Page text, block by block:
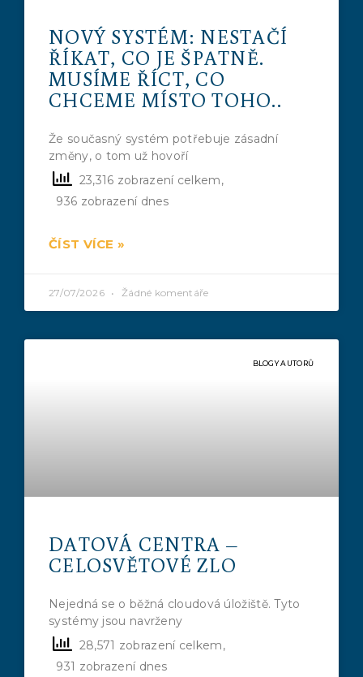
NOVÝ SYSTÉM: NESTAČÍ
ŘÍKAT, CO JE ŠPATNĚ.
MUSÍME ŘÍCT, CO
CHCEME MÍSTO TOHO..
Že současný systém potřebuje zásadní
změny, o tom už hovoří
23,316 zobrazení celkem,
936 zobrazení dnes
ČÍST VÍCE »
27/07/2026 Žádné komentáře
BLOGY AUTORŮ
DATOVÁ CENTRA –
CELOSVĚTOVÉ ZLO
Nejedná se o běžná cloudová úložiště. Tyto
systémy jsou navrženy
28,571 zobrazení celkem,
931 zobrazení dnes